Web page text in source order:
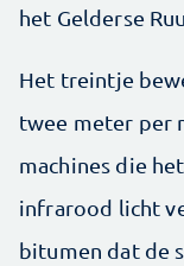
het Gelderse
Het treintje
twee meter per
machines die
infrarood licht
bitumen dat de